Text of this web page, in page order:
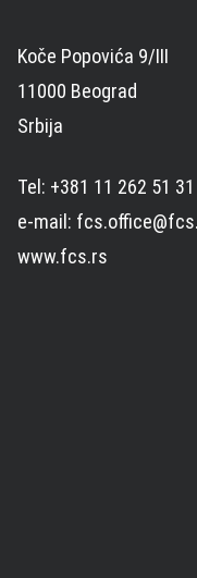
Koče Popovića 9/III
11000 Beograd
Srbija
Tel: +381 11 262 51 31
e-mail:
www.fcs.rs